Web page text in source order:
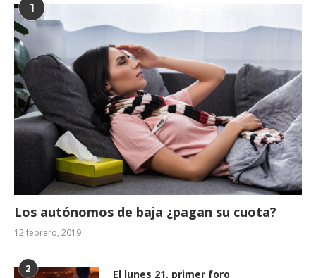
1
Los autónomos de baja ¿pagan su cuota?
12 febrero, 2019
2 El lunes 21, primer foro